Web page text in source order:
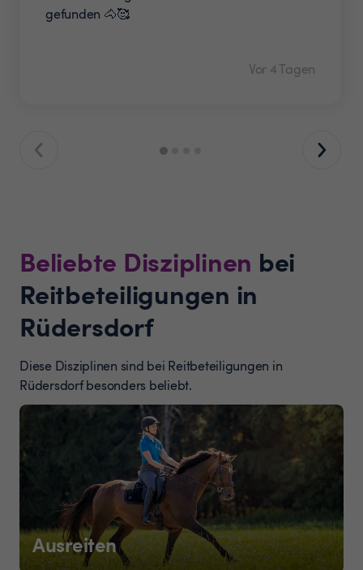
gefunden 🐴🥰
Vor 4 Tagen
Beliebte Disziplinen bei
Reitbeteiligungen in
Rüdersdorf
Diese Disziplinen sind bei Reitbeteiligungen in
Rüdersdorf besonders beliebt.
Ausreiten